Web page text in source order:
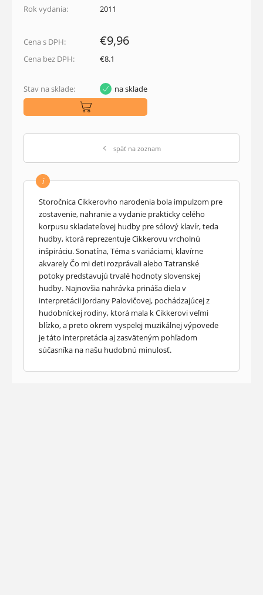
späť na zoznam
Rok vydania:
2011
Cena s DPH: €9,96
Cena bez DPH: €8.1
Stav na sklade: na sklade
i
Storočnica Cikkerovho narodenia bola impulzom pre
zostavenie, nahranie a vydanie prakticky celého
korpusu skladateľovej hudby pre sólový klavír, teda
hudby, ktorá reprezentuje Cikkerovu vrcholnú
inšpiráciu. Sonatína, Téma s variáciami, klavírne
akvarely Čo mi deti rozprávali alebo Tatranské
potoky predstavujú trvalé hodnoty slovenskej
hudby. Najnovšia nahrávka prináša diela v
interpretácii Jordany Palovičovej, pochádzajúcej z
hudobníckej rodiny, ktorá mala k Cikkerovi veľmi
blízko, a preto okrem vyspelej muzikálnej výpovede
je táto interpretácia aj zasväteným pohľadom
súčasníka na našu hudobnú minulosť.